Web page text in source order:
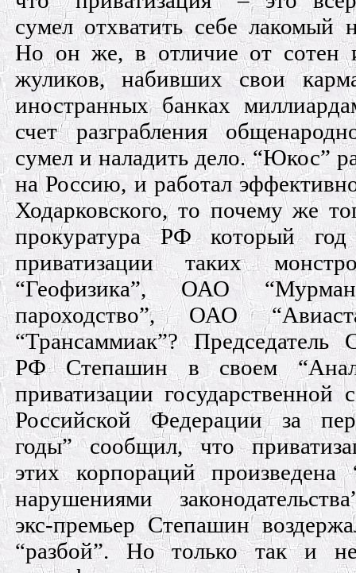
сумел отхватить себе лакомый
Но он же, в отличие от сотен
жуликов, набивших свои
иностранных банках
счет разграбления
сумел и наладить дело. “Юкос”
на Россию, и работал
Ходарковского, то почему же
прокуратура РФ который
приватизации таких
“Геофизика”, ОАО
пароходство”, ОАО
“Трансаммиак”? Председатель
РФ Степашин в своем
приватизации государственной
Российской Федерации за
годы” сообщил, что
этих корпораций
нарушениями
экс-премьер Степашин
“разбой”. Но только так и